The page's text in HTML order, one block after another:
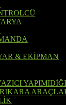
& EKİPMAN
YAPIMI
KARA